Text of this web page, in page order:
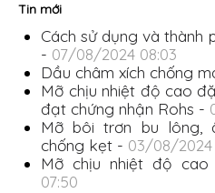
Tin mới
Cách sử dụng và thành
- 07/08/2024 08:03
Dầu châm xích chống
Mỡ chịu nhiệt độ cao
đạt chứng nhận Rohs -
Mỡ bôi trơn bu lông,
chống kẹt - 03/08/2024
Mỡ chịu nhiệt độ
07:50